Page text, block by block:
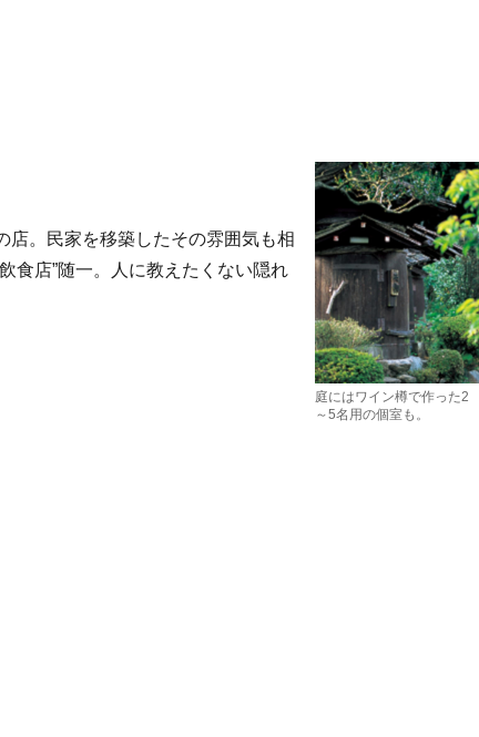
庭にはワイン樽で作った2
～5名用の個室も。
店。民家を移築したその雰囲気も相
食店”随一。人に教えたくない隠れ